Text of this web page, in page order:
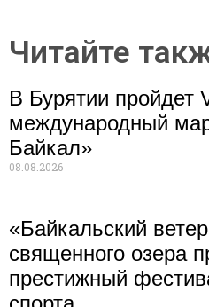
Читайте
В Бурятии пройдет
международный
Байкал»
08.08.2026
«Байкальский
священного озера
престижный